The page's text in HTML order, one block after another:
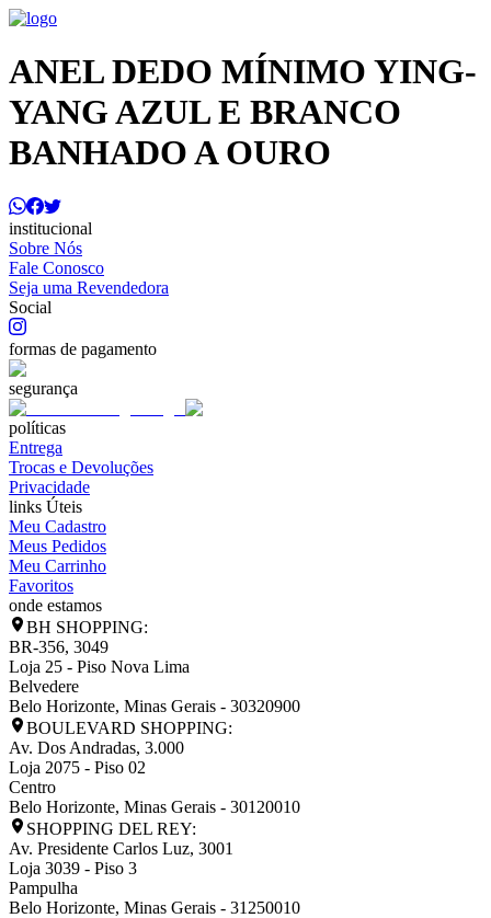
ANEL DEDO MÍNIMO YING-
YANG AZUL E BRANCO
BANHADO A OURO
institucional
Sobre Nós
Fale Conosco
Seja uma Revendedora
Social
formas de pagamento
segurança
políticas
Entrega
Trocas e Devoluções
Privacidade
links Úteis
Meu Cadastro
Meus Pedidos
Meu Carrinho
Favoritos
onde estamos
BH SHOPPING:
BR-356, 3049
Loja 25 - Piso Nova Lima
Belvedere
Belo Horizonte, Minas Gerais - 30320900
BOULEVARD SHOPPING:
Av. Dos Andradas, 3.000
Loja 2075 - Piso 02
Centro
Belo Horizonte, Minas Gerais - 30120010
SHOPPING DEL REY:
Av. Presidente Carlos Luz, 3001
Loja 3039 - Piso 3
Pampulha
Belo Horizonte, Minas Gerais - 31250010